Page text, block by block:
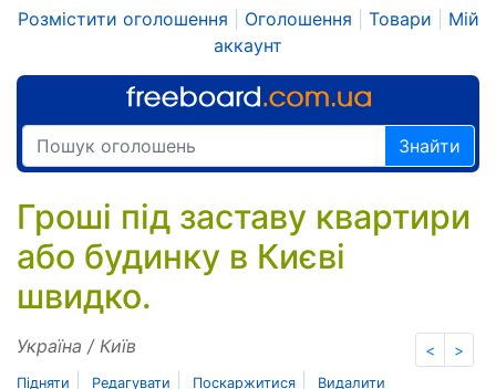
Розмістити оголошення Оголошення Товари
Мій
аккаунт
Знайти
Гроші під заставу квартири
або будинку в Києві
швидко.
< >
Україна / Київ
Підняти Редагувати Поскаржитися Видалити